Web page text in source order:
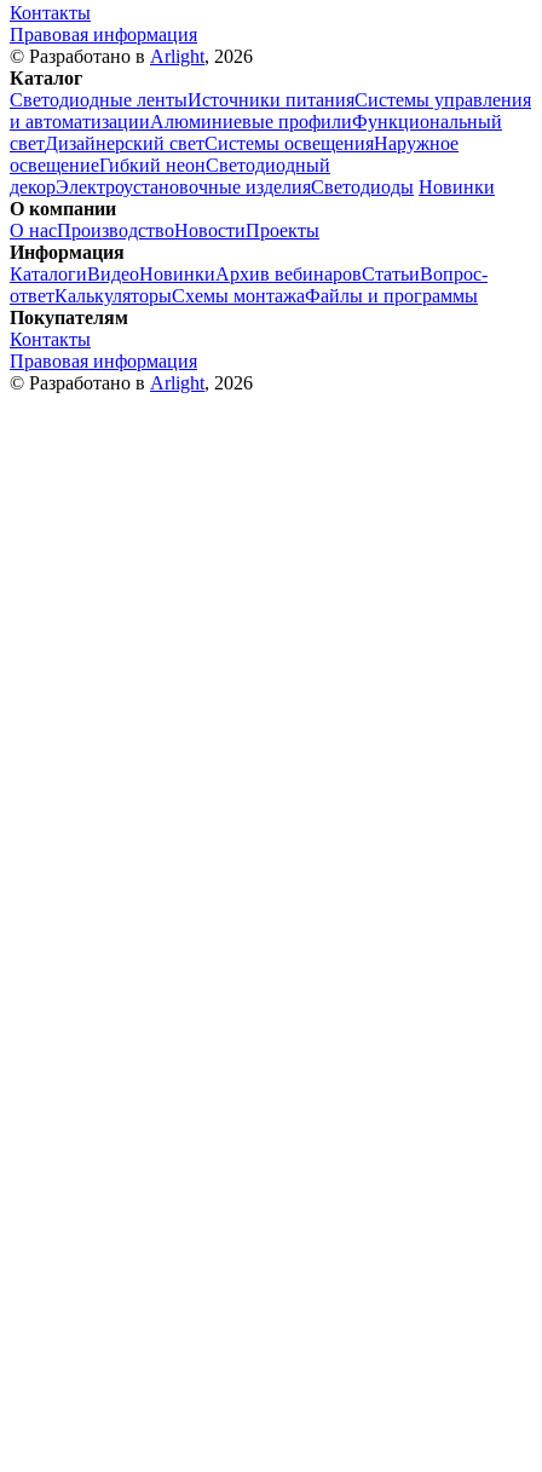
Контакты
Правовая информация
© Разработано в Arlight, 2026
Каталог
Светодиодные лентыИсточники питанияСистемы управления
и автоматизацииАлюминиевые профилиФункциональный
светДизайнерский светСистемы освещенияНаружное
освещениеГибкий неонСветодиодный
декорЭлектроустановочные изделияСветодиоды Новинки
О компании
О насПроизводствоНовостиПроекты
Информация
КаталогиВидеоНовинкиАрхив вебинаровСтатьиВопрос-
ответКалькуляторыСхемы монтажаФайлы и программы
Покупателям
Контакты
Правовая информация
© Разработано в Arlight, 2026